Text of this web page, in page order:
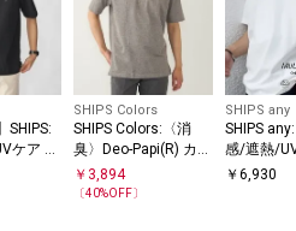
SHIPS:
ケア Dr
ポイ
SHIPS Colors
SHIPS Colors:〈消
臭〉Deo-Papi(R) カノ
コ ボタンダウン ポロ
シャツ◇
￥ 3,894
〔40%OFF〕
SHIPS any
SHIPS
感/遮熱/
能等〉サ
￥6,930